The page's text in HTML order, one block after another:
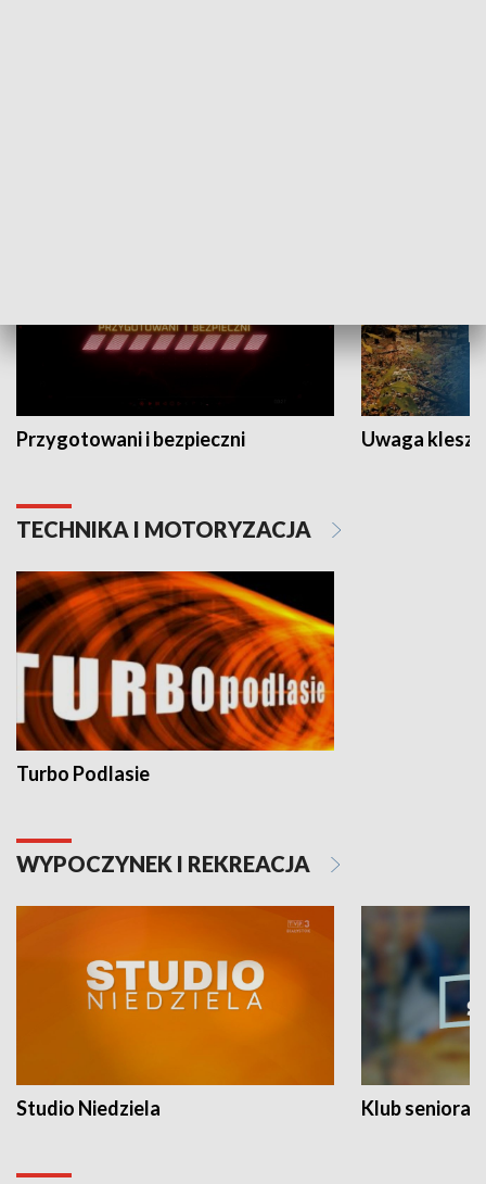
Przygotowani i bezpieczni Uwaga
TECHNIKA I MOTORYZACJA
Turbo Podlasie
WYPOCZYNEK I REKREACJA
Studio Niedziela Klub seniora